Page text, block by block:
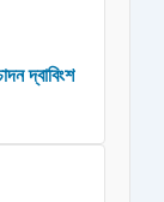
দ্বাবিংশ